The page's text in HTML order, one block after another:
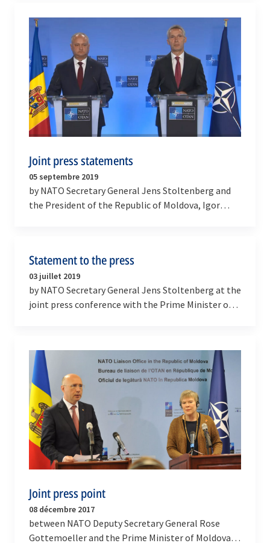
Joint press statements
05 septembre 2019
by NATO Secretary General Jens Stoltenberg and
the President of the Republic of Moldova, Igor
Statement to the press
03 juillet 2019
by NATO Secretary General Jens Stoltenberg at the
joint press conference with the Prime Minister of
Joint press point
08 décembre 2017
between NATO Deputy Secretary General Rose
Gottemoeller and the Prime Minister of Moldova,